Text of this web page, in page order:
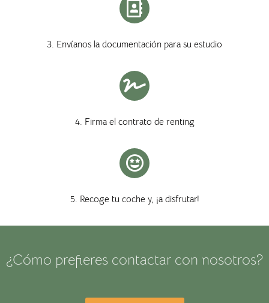
3. Envíanos la documentación para su estudio
4. Firma el contrato de renting
5. Recoge tu coche y, ¡a disfrutar!
¿Cómo prefieres contactar con nosotros?